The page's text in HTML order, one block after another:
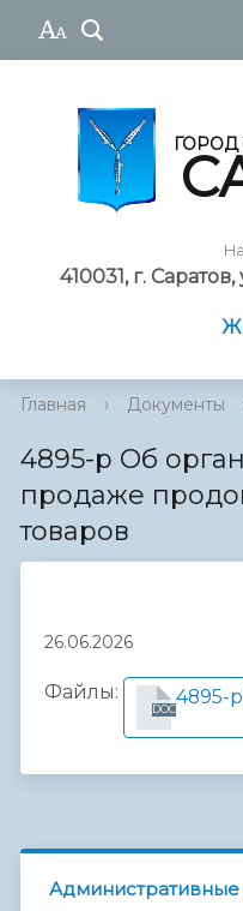
410031, г.
Главная › Документы
4895-р Об
продаже
товаров
26.06.2026
Файлы:
DOC
4895-р